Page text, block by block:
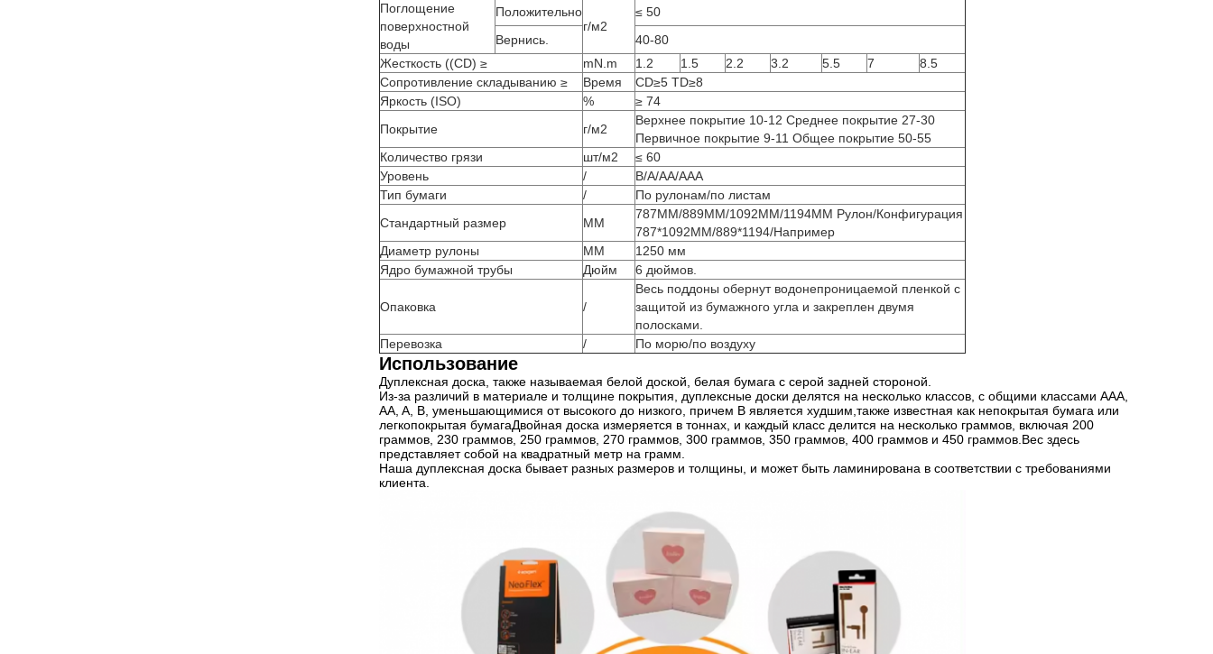
Поглощение
поверхностной
воды
Положительно
г/м2
≤ 50
Вернись.
40-80
Жесткость ((CD) ≥
mN.m 1.2 1.5 2.2 3.2 5.5 7
8.5
Сопротивление складыванию ≥
Время
CD≥5 TD≥8
Яркость (ISO)
%
≥ 74
Покрытие
г/м2
Верхнее покрытие 10-12 Среднее покрытие 27-30
Первичное покрытие 9-11 Общее покрытие 50-55
Количество грязи
шт/м2
≤ 60
Уровень
/
B/A/AA/AAA
Тип бумаги
/
По рулонам/по листам
Стандартный размер
ММ
787MM/889MM/1092MM/1194MM Рулон/Конфигурация
787*1092MM/889*1194/Например
Диаметр рулоны
ММ
1250 мм
Ядро бумажной трубы
Дюйм 6 дюймов.
Опаковка /
Весь поддоны обернут водонепроницаемой пленкой с
защитой из бумажного угла и закреплен двумя
полосками.
Перевозка
/ По морю/по воздуху
Использование
Дуплексная доска, также называемая белой доской, белая бумага с серой задней стороной.
Из-за различий в материале и толщине покрытия, дуплексные доски делятся на несколько классов, с общими классами AAA,
AA, A, B, уменьшающимися от высокого до низкого, причем B является худшим,также известная как непокрытая бумага или
легкопокрытая бумагаДвойная доска измеряется в тоннах, и каждый класс делится на несколько граммов, включая 200
граммов, 230 граммов, 250 граммов, 270 граммов, 300 граммов, 350 граммов, 400 граммов и 450 граммов.Вес здесь
представляет собой на квадратный метр на грамм.
Наша дуплексная доска бывает разных размеров и толщины, и может быть ламинирована в соответствии с требованиями
клиента.